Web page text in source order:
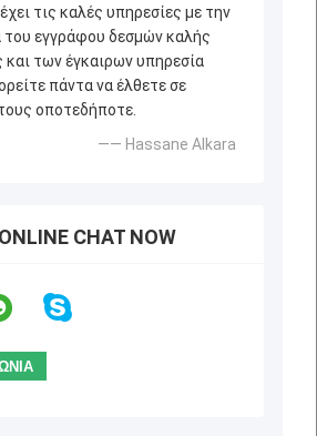
τις καλές υπηρεσίες με την
εγγράφου δεσμών καλής
και των έγκαιρων υπηρεσία
πάντα να έλθετε σε
οποτεδήποτε.
—— Hassane Alkara
CHAT NOW